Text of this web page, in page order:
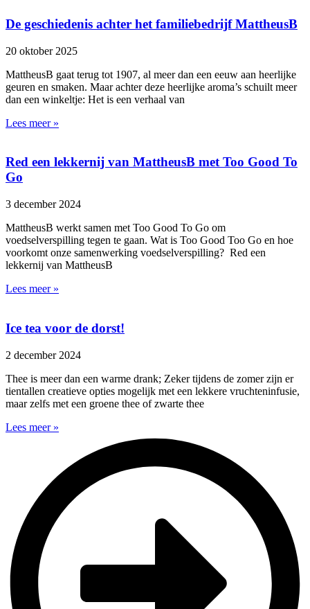
De geschiedenis achter het familiebedrijf MattheusB
20 oktober 2025
MattheusB gaat terug tot 1907, al meer dan een eeuw aan heerlijke
geuren en smaken. Maar achter deze heerlijke aroma’s schuilt meer
dan een winkeltje: Het is een verhaal van
Lees meer »
Red een lekkernij van MattheusB met Too Good To
Go
3 december 2024
MattheusB werkt samen met Too Good To Go om
voedselverspilling tegen te gaan. Wat is Too Good Too Go en hoe
voorkomt onze samenwerking voedselverspilling? Red een
lekkernij van MattheusB
Lees meer »
Ice tea voor de dorst!
2 december 2024
Thee is meer dan een warme drank; Zeker tijdens de zomer zijn er
tientallen creatieve opties mogelijk met een lekkere vruchteninfusie,
maar zelfs met een groene thee of zwarte thee
Lees meer »